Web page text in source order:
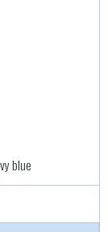
blue